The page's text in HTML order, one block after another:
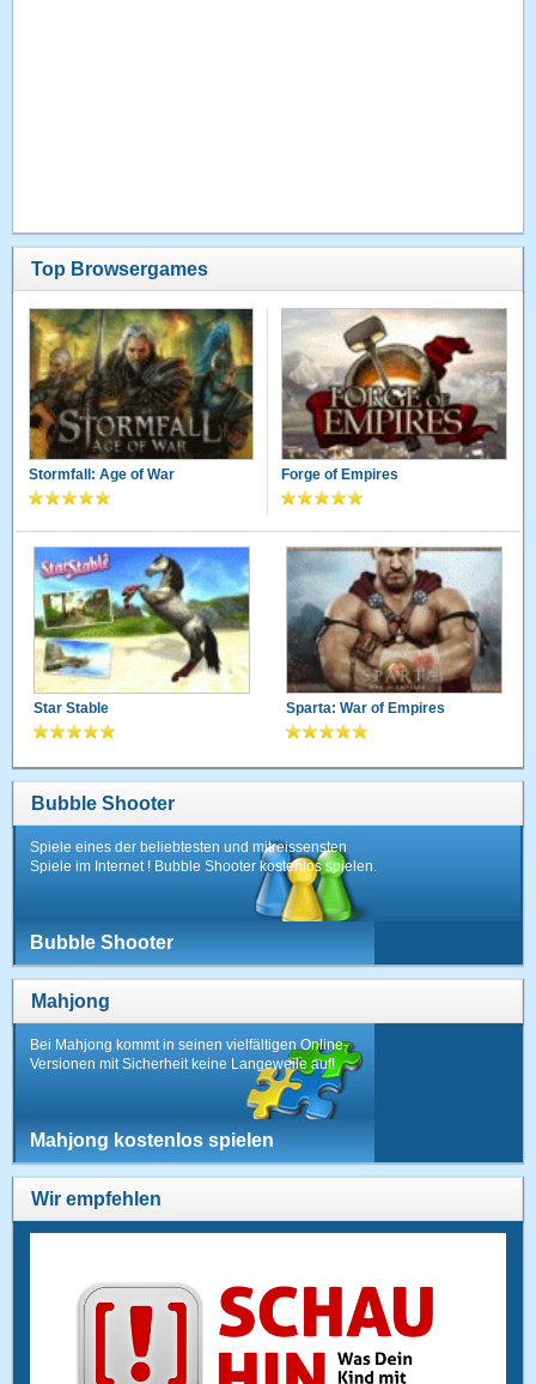
Top Browsergames
Stormfall: Age of War Forge of Empires
Star Stable Sparta: War of Empires
Bubble Shooter
Spiele eines der beliebtesten und mitreissensten
Spiele im Internet ! Bubble Shooter kostenlos spielen.
Bubble Shooter
Mahjong
Bei Mahjong kommt in seinen vielfältigen Online-
Versionen mit Sicherheit keine Langeweile auf!
Mahjong kostenlos spielen
Wir empfehlen